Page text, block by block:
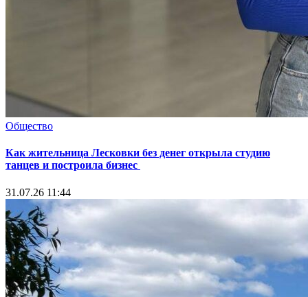
Общество
Как жительница Лесковки без денег открыла студию
танцев и построила бизнес
31.07.26 11:44